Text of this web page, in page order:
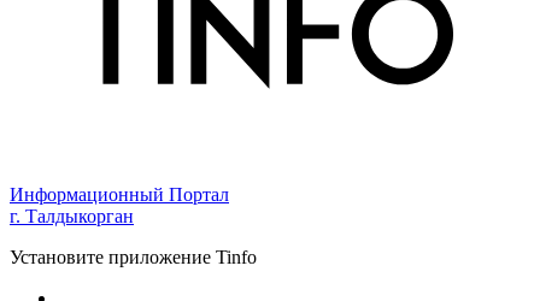
Информационный Портал
г. Талдыкорган
Установите приложение Tinfo